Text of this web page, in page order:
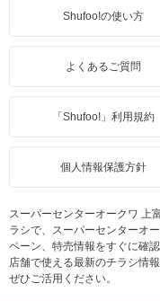
Shufoo!の使い方
よくあるご質問
「Shufoo!」利用規約
個人情報保護方針
スーパーセンターオークワ 上
ラシで、スーパーセンターオ
ペーン、特売情報をすぐに確
店舗で使える最新のチラシ情
ぜひご活用ください。